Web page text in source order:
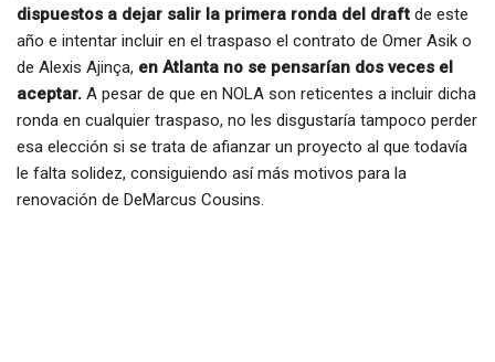
dispuestos a dejar salir la primera ronda del draft de este
año e intentar incluir en el traspaso el contrato de Omer Asik o
de Alexis Ajinça, en Atlanta no se pensarían dos veces el
aceptar. A pesar de que en NOLA son reticentes a incluir dicha
ronda en cualquier traspaso, no les disgustaría tampoco perder
esa elección si se trata de afianzar un proyecto al que todavía
le falta solidez, consiguiendo así más motivos para la
renovación de DeMarcus Cousins.